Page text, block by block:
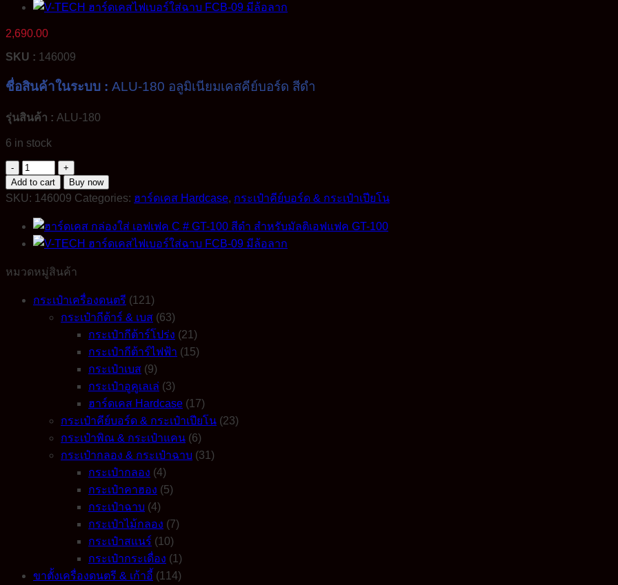
2,690.00
SKU : 146009
ชื่อสินค้าในระบบ : ALU-180 อลูมิเนียมเคสคีย์บอร์ด สีดำ
รุ่นสินค้า : ALU-180
6 in stock
ALU-
180
อลู
เนียม
เคส
สีดำ
เสริม
quantity
Add to cart Buy now
SKU: 146009 Categories: ฮาร์ดเคส Hardcase, กระเป๋าคีย์บอร์ด & กระเป๋าเปียโน
หมวดหมู่สินค้า
กระเป๋าเครื่องดนตรี (121)
กระเป๋ากีต้าร์ & เบส (63)
กระเป๋ากีต้าร์โปร่ง (21)
กระเป๋ากีต้าร์ไฟฟ้า (15)
กระเป๋าเบส (9)
กระเป๋าอูคูเลเล่ (3)
ฮาร์ดเคส Hardcase (17)
กระเป๋าคีย์บอร์ด & กระเป๋าเปียโน (23)
กระเป๋าพิณ & กระเป๋าแคน (6)
กระเป๋ากลอง & กระเป๋าฉาบ (31)
กระเป๋ากลอง (4)
กระเป๋าคาฮอง (5)
กระเป๋าฉาบ (4)
กระเป๋าไม้กลอง (7)
กระเป๋าสแนร์ (10)
กระเป๋ากระเดื่อง (1)
ขาตั้งเครื่องดนตรี & เก้าอี้ (114)